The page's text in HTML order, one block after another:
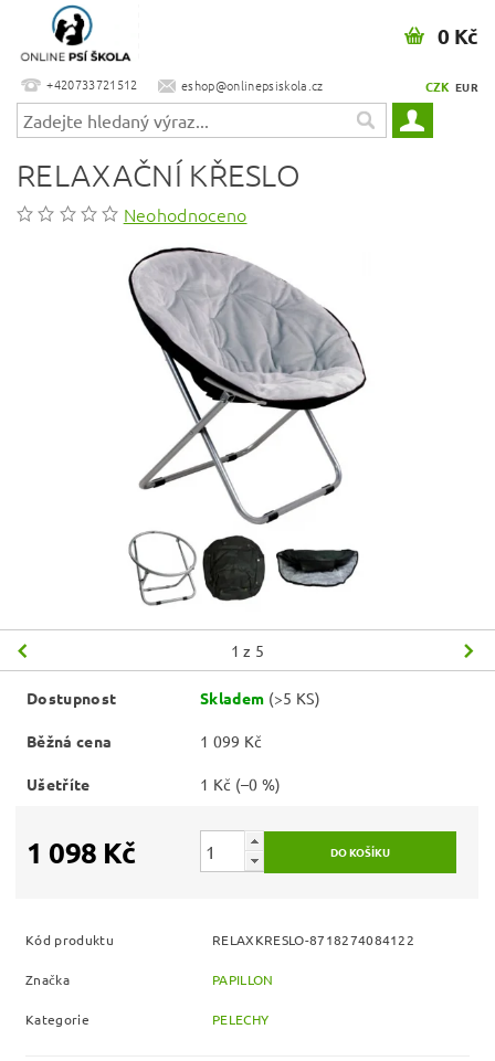
+420733721512 eshop@onlinepsiskola.cz CZK EUR
0 Kč
RELAXAČNÍ KŘESLO
Neohodnoceno
1 z 5
Dostupnost Skladem (>5 KS)
Běžná cena 1 099 Kč
Ušetříte 1 Kč (–0 %)
1 098 Kč
Kód produktu RELAXKRESLO-8718274084122
Značka PAPILLON
Kategorie PELECHY